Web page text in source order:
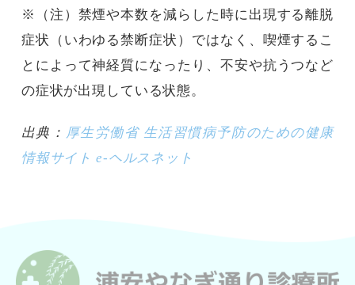
※（注）禁煙や本数を減らした時に出現する離脱
症状（いわゆる禁断症状）ではなく、喫煙するこ
とによって神経質になったり、不安や抗うつなど
の症状が出現している状態。
出典： 厚生労働省 生活習慣病予防のための健康
情報サイト e-ヘルスネット